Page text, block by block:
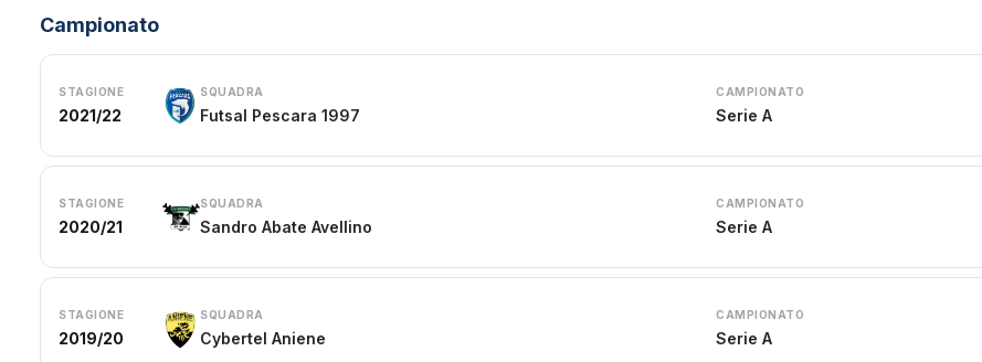
Campionato
STAGIONE
2021/22
SQUADRA
Futsal Pescara 1997
CAMPIONATO
Serie A
STAGIONE
2020/21
SQUADRA
Sandro Abate Avellino
CAMPIONATO
Serie A
STAGIONE
2019/20
SQUADRA
Cybertel Aniene
CAMPIONATO
Serie A